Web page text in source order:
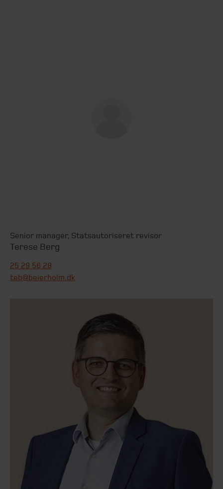
Senior manager, Statsautoriseret revisor
Terese Berg
25 29 56 28
teb@beierholm.dk